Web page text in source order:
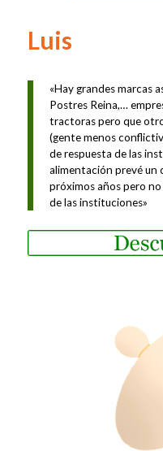
Luis
«Hay grandes marcas
Postres Reina,…
tractoras pero que
(gente menos
de respuesta de las
alimentación prevé
próximos años pero
de las instituciones»